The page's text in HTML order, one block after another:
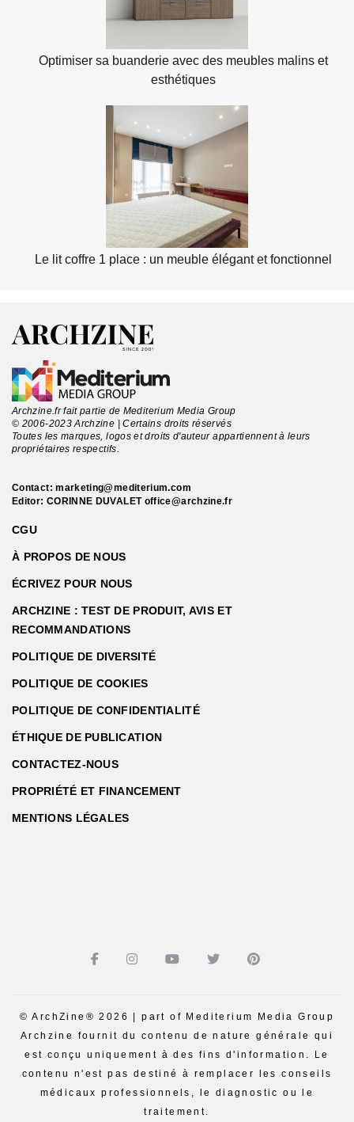
Optimiser sa buanderie avec des meubles malins et
esthétiques
Le lit coffre 1 place : un meuble élégant et fonctionnel
Archzine.fr fait partie de Mediterium Media Group
© 2006-2023 Archzine | Certains droits réservés
Toutes les marques, logos et droits d'auteur appartiennent à leurs
propriétaires respectifs.
Contact:marketing@mediterium.com
Editor: CORINNE DUVALET office@archzine.fr
CGU
À PROPOS DE NOUS
ÉCRIVEZ POUR NOUS
ARCHZINE : TEST DE PRODUIT, AVIS ET
RECOMMANDATIONS
POLITIQUE DE DIVERSITÉ
POLITIQUE DE COOKIES
POLITIQUE DE CONFIDENTIALITÉ
ÉTHIQUE DE PUBLICATION
CONTACTEZ-NOUS
PROPRIÉTÉ ET FINANCEMENT
MENTIONS LÉGALES
© ArchZine® 2026 | part of Mediterium Media Group
Archzine fournit du contenu de nature générale qui
est conçu uniquement à des fins d'information. Le
contenu n'est pas destiné à remplacer les conseils
médicaux professionnels, le diagnostic ou le
traitement.